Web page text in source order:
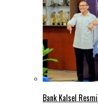
Bank Kalsel